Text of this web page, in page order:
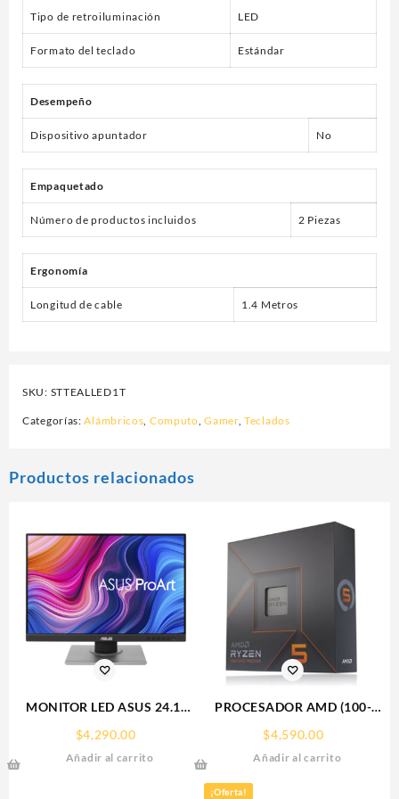
Tipo de retroiluminación LED
Formato del teclado Estándar
Desempeño
Dispositivo apuntador No
Empaquetado
Número de productos incluidos 2 Piezas
Ergonomía
Longitud de cable 1.4 Metros
SKU: STTEALLED1T
Categorías:Alámbricos, Computo,Gamer,Teclados
Productos relacionados
MONITOR LED ASUS 24.1″
1920X1200
75HZ,5MS,IPS,VGA,HDMI,DP,3.5MM,4*USB
$4,290.00
Añadir al carrito
PROCESADOR AMD (100-
7600X S-AM5, 6 CORE 4.7
GHZ, 105W, C/GRAFICOS,
$4,590.00
Añadir al carrito
¡Oferta!